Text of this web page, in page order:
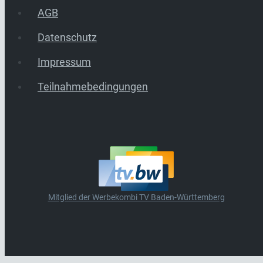
AGB
Datenschutz
Impressum
Teilnahmebedingungen
Mitglied der Werbekombi TV Baden-Württemberg